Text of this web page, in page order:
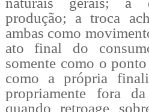
produção; a troca
ambas como
ato final do
somente como o
como a própria
propriamente fora
quando retroage